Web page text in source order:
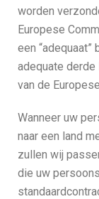
worden
Europese
een
adequate
van de
Wanneer uw
naar een land
zullen wij
die uw